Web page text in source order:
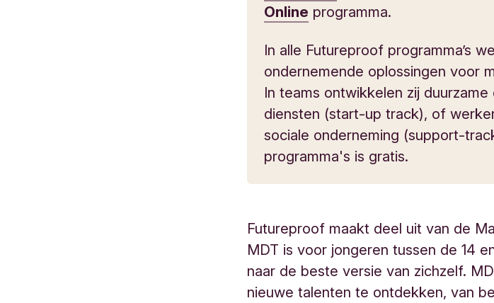
Online programma.
In alle Futureproof programma’s
ondernemende oplossingen voor
In teams ontwikkelen zij
diensten (start-up track), of
sociale onderneming (support-
programma's is gratis.
Futureproof maakt deel uit van de
MDT is voor jongeren tussen de 14
naar de beste versie van zichzelf.
nieuwe talenten te ontdekken, van